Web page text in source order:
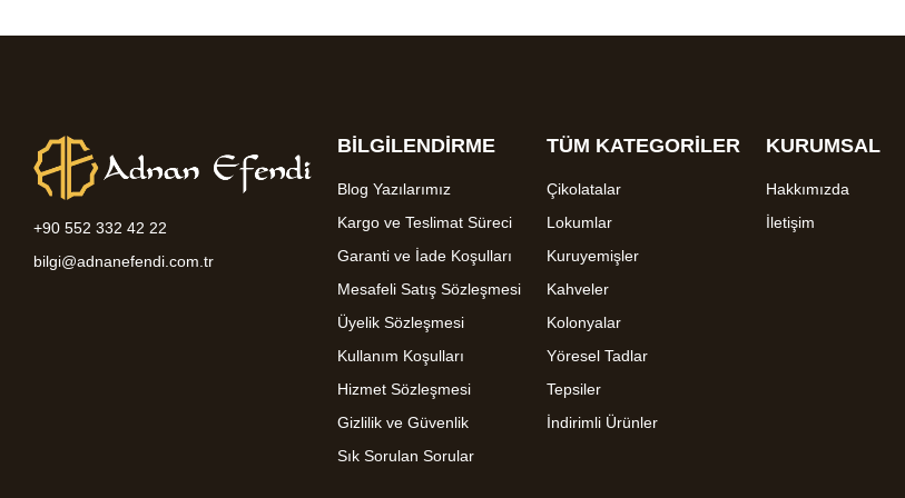
+90 552 332 42 22
bilgi@adnanefendi.com.tr
BİLGİLENDİRME
Blog Yazılarımız
Kargo ve Teslimat Süreci
Garanti ve İade Koşulları
Mesafeli Satış Sözleşmesi
Üyelik Sözleşmesi
Kullanım Koşulları
Hizmet Sözleşmesi
Gizlilik ve Güvenlik
Sık Sorulan Sorular
TÜM KATEGORİLER
Çikolatalar
Lokumlar
Kuruyemişler
Kahveler
Kolonyalar
Yöresel Tadlar
Tepsiler
İndirimli Ürünler
KURUMSAL
Hakkımızda
İletişim